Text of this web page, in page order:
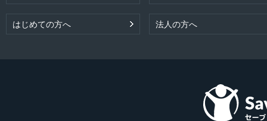
はじめての方へ 法人の方へ